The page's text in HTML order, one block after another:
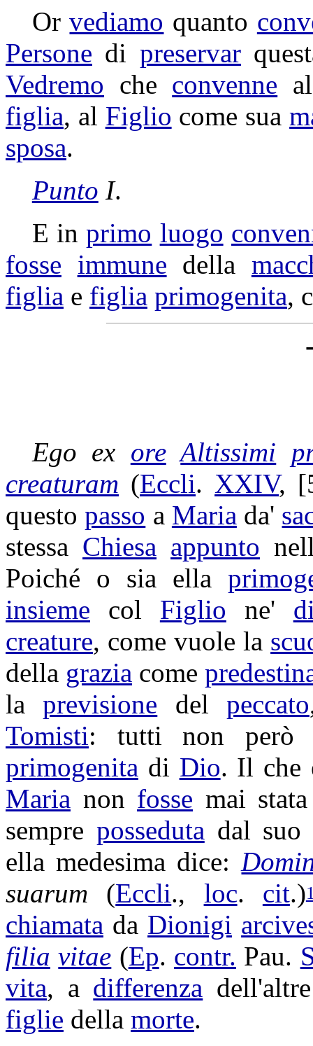
Orvediamo quanto
Persone di preservar
Vedremo che convenne
figlia, al Figlio come sua
sposa.
Punto I.
E inprimo luogo
fosse immune della
figlia e figlia primogenita,
Ego ex ore Altissimi
creaturam (Eccli. XXIV,
questopasso a Maria da'
stessa Chiesa appunto
Poiché o sia ella
insieme col Figlio ne'
creature, come vuole la
della grazia come
laprevisione del peccato
Tomisti: tutti non
primogenita di Dio. Il che
Maria non fosse mai
sempre posseduta dal
ella medesima dice:
suarum (Eccli., loc. cit.)
chiamata da Dionigi
filia vitae (Ep. contr. Pau.
vita, a differenza
figlie della morte.